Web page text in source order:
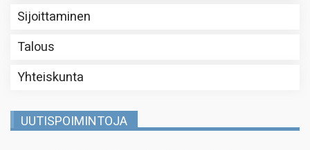
Sijoittaminen
Talous
Yhteiskunta
UUTISPOIMINTOJA